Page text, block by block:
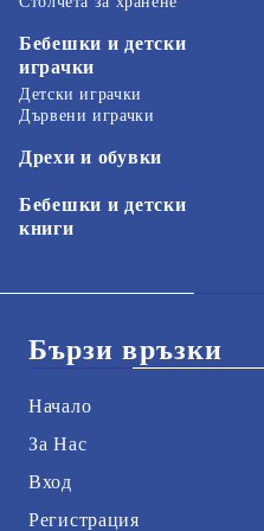
Бебешки и детски
играчки
Детски играчки
Дървени играчки
Дрехи и обувки
Бебешки и детски
книги
Бързи връзки
Начало
За Нас
Вход
Регистрация